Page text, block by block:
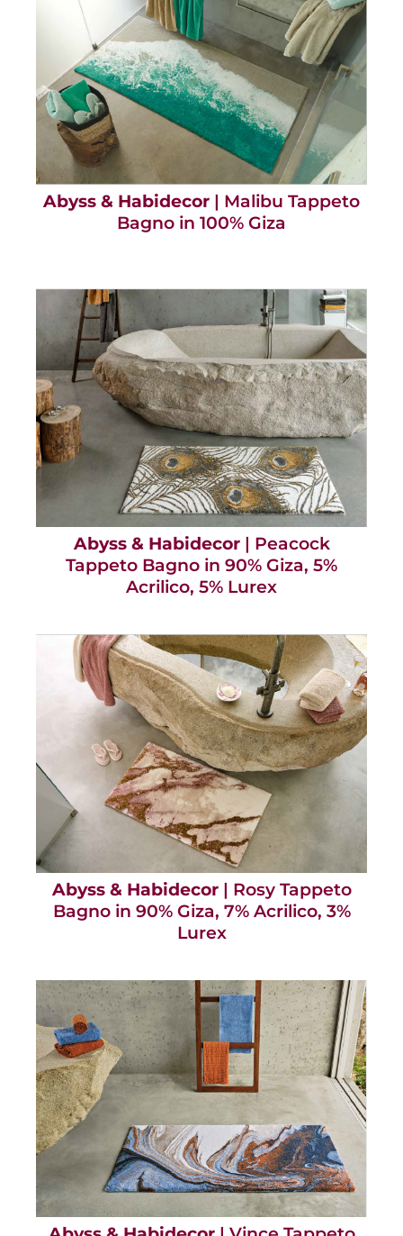
Abyss & Habidecor | Malibu Tappeto
Bagno in 100% Giza
Abyss & Habidecor| Peacock
Tappeto Bagno in 90% Giza, 5%
Acrilico, 5% Lurex
Abyss & Habidecor| Rosy Tappeto
Bagno in 90% Giza, 7% Acrilico, 3%
Lurex